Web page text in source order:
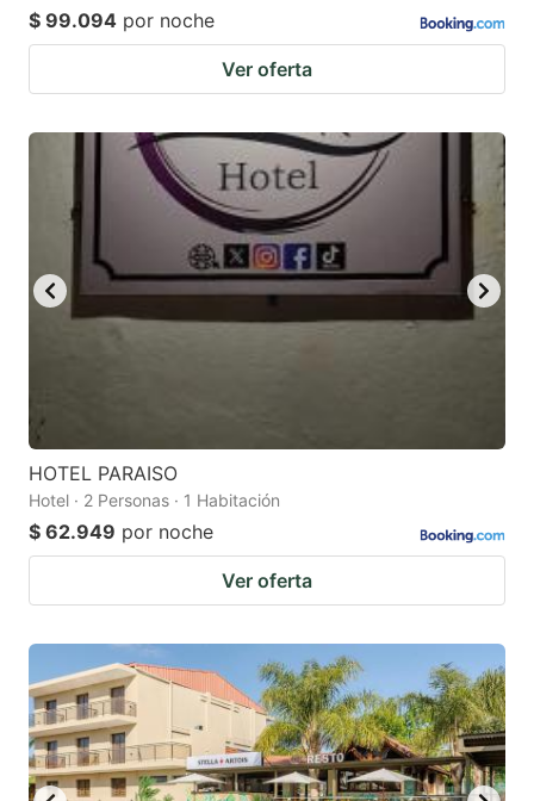
$ 99.094 por noche
Ver oferta
HOTEL PARAISO
Hotel · 2 Personas · 1 Habitación
$ 62.949 por noche
Ver oferta